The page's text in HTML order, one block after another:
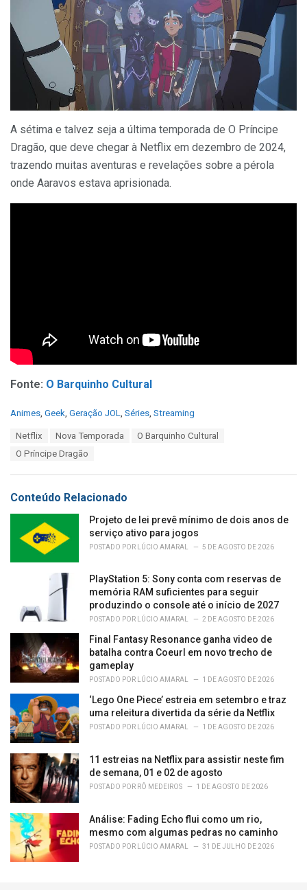
A sétima e talvez seja a última temporada de O Príncipe
Dragão, que deve chegar à Netflix em dezembro de 2024,
trazendo muitas aventuras e revelações sobre a pérola
onde Aaravos estava aprisionada.
Fonte: O Barquinho Cultural
C
i
e
Animes, Geek, Geração JOL, Séries, Streaming
Netflix Nova Temporada
O Barquinho Cultural
O Príncipe Dragão
Conteúdo Relacionado
Projeto de lei prevê mínimo de dois anos de
serviço ativo para jogos
POSTADO POR LÚCIO AMARAL 5 DE AGOSTO DE 2026
PlayStation 5: Sony conta com reservas de
memória RAM suficientes para seguir
produzindo o console até o início de 2027
POSTADO POR LÚCIO AMARAL 2 DE AGOSTO DE 2026
Final Fantasy Resonance ganha video de
batalha contra Coeurl em novo trecho de
gameplay
POSTADO POR LÚCIO AMARAL 1 DE AGOSTO DE 2026
‘Lego One Piece’ estreia em setembro e traz
uma releitura divertida da série da Netflix
POSTADO POR LÚCIO AMARAL 1 DE AGOSTO DE 2026
11 estreias na Netflix para assistir neste fim
de semana, 01 e 02 de agosto
POSTADO POR RÔ MEDEIROS 1 DE AGOSTO DE 2026
Análise: Fading Echo flui como um rio,
mesmo com algumas pedras no caminho
POSTADO POR LÚCIO AMARAL 31 DE JULHO DE 2026